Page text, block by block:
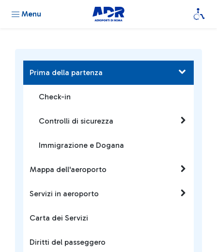
Menu
Prima della partenza
Check-in
Controlli di sicurezza
Immigrazione e Dogana
Mappa dell'aeroporto
Servizi in aeroporto
Carta dei Servizi
Diritti del passeggero